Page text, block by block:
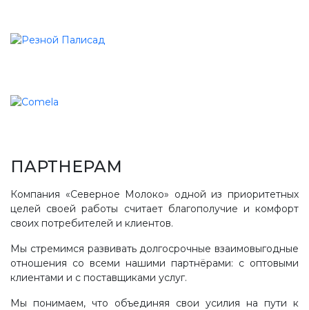
ПАРТНЕРАМ
Компания «Северное Молоко» одной из приоритетных
целей своей работы считает благополучие и комфорт
своих потребителей и клиентов.
Мы стремимся развивать долгосрочные взаимовыгодные
отношения со всеми нашими партнёрами: с оптовыми
клиентами и с поставщиками услуг.
Мы понимаем, что объединяя свои усилия на пути к